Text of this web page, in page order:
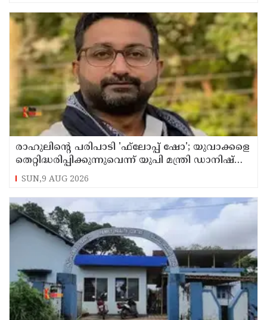
രാഹുലിന്റെ പരിപാടി 'ഫ്‌ലോപ്പ് ഷോ'; യുവാക്കളെ
തെറ്റിദ്ധരിപ്പിക്കുന്നുവെന്ന് യുപി മന്ത്രി ഡാനിഷ്
അന്‍സാരി
SUN,9 AUG 2026